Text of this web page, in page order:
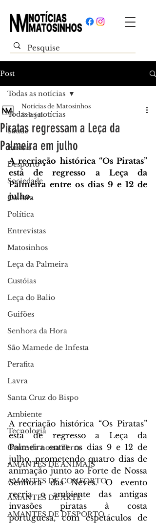
Post
Todas as notícias
Saúde
Ensino
Desporto
Sociedade
Cultura
Política
Entrevistas
Matosinhos
Leça da Palmeira
Custóias
Leça do Balio
Guifões
Senhora da Hora
São Mamede de Infesta
Perafita
Lavra
Santa Cruz do Bispo
Ambiente
Tecnologia
Gente da nossa Terra
AMANTES DE ANIMAIS
AMANTES DE CONFORTO
AMANTES DE ARTE
AMANTES DE DESPORTO
Todas as notícias
Piratas regressam a Leça da
Palmeira em julho
Notícias de Matosinhos
3 de jul.
A recriação histórica “Os Piratas”
está de regresso a Leça da
Palmeira entre os dias 9 e 12 de
julho.
A recriação histórica “Os Piratas”
está de regresso a Leça da
Palmeira entre os dias 9 e 12 de
julho, prometendo quatro dias de
animação junto ao Forte de Nossa
Senhora das Neves. O evento
recria o ambiente das antigas
invasões piratas à costa
portuguesa, com espetáculos de